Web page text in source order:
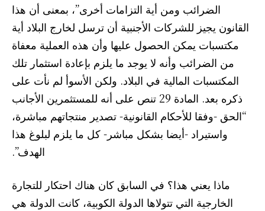
الضرائب ومن أية التزامات أخرى”، بمعنى أن هذا
القانون يجيز للشركات الأجنبية أن ترسل لخارج البلاد أية
مكتسبات يمكن الحصول عليها وأن هذه العملية معفاة
من الضرائب وأنه لا يوجد ما يلزم بإعادة استثمار تلك
المكتسبات المالية في البلاد. ولكن الأسوأ لم نأت على
ذكره بعد. المادة 29 تنص على أنه للمستثمرين الأجانب
“الحق -وفقا للأحكام القانونية- تصدير منتجاتهم مباشرة،
واستيراد -أيضا بشكل مباشر- كل ما يلزم لبلوغ هذا
الهدف”.
ماذا يعني هذا؟ في السابق كان هناك احتكار للتجارة
الخارجية التي تتولاها الدولة الكوبية، كانت الدولة هي